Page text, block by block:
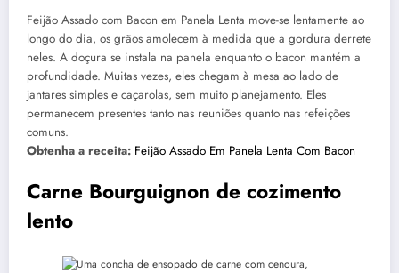
Feijão Assado com Bacon em Panela Lenta move-se lentamente ao
longo do dia, os grãos amolecem à medida que a gordura derrete
neles. A doçura se instala na panela enquanto o bacon mantém a
profundidade. Muitas vezes, eles chegam à mesa ao lado de
jantares simples e caçarolas, sem muito planejamento. Eles
permanecem presentes tanto nas reuniões quanto nas refeições
comuns.
Obtenha a receita: Feijão Assado Em Panela Lenta Com Bacon
Carne Bourguignon de cozimento
lento